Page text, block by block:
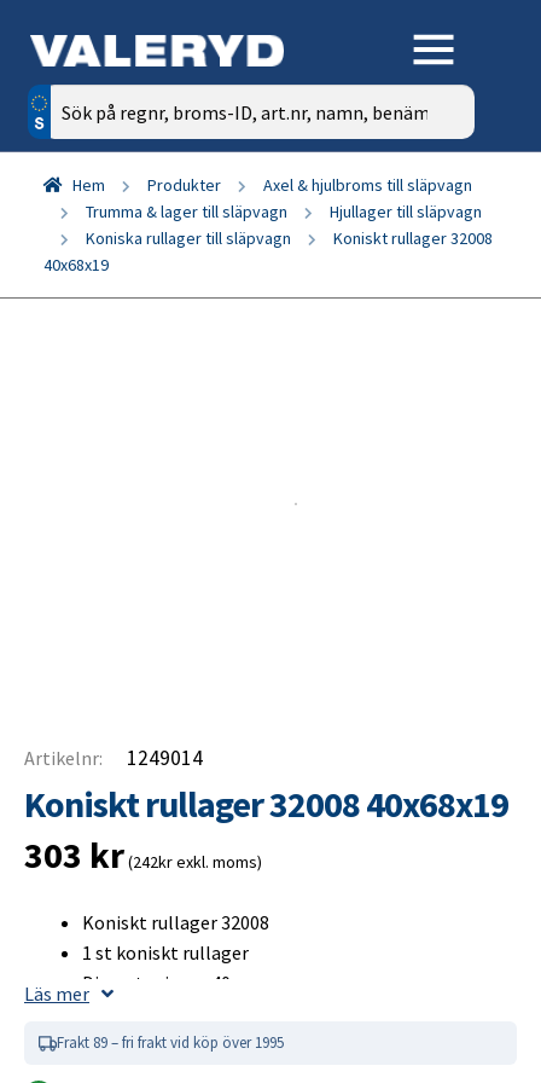
Sök
efter:
Hem Produkter
Axel & hjulbroms till släpvagn
Trumma & lager till släpvagn
Hjullager till släpvagn
Koniska rullager till släpvagn
Koniskt rullager 32008
40x68x19
Artikelnr: 1249014
Koniskt rullager 32008 40x68x19
303 kr(242kr exkl. moms)
Koniskt rullager 32008
1 st koniskt rullager
Diameter inner 40 mm
Bredd 19 mm
Läs mer
Frakt 89 – fri frakt vid köp över 1995